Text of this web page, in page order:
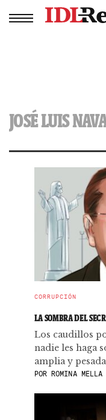
JOSÉ LUIS
CORRUPCIÓN
LA SOMBRA DEL
Los caudillos
nadie les haga
amplia y
POR ROMINA MELLA